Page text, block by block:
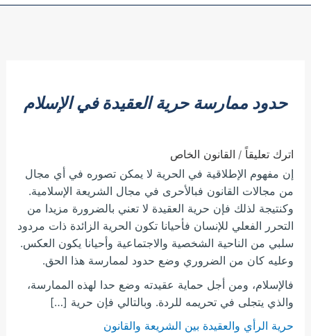
حدود ممارسة حرية العقيدة في الإسلام
اترك تعليقاً / القانون الخاص
إن مفهوم الإطلاقية في الحرية لا يمكن تصوره في أي مجال
من مجالات القانون فبالأحرى في مجال الشريعة الإسلامية.
وكنتيجة لذلك فإن حرية العقيدة لا تعني بالضرورة مزيدا من
التحرر الفعلي للإنسان فأحيانا تكون الحرية الزائدة ذات مردود
سلبي من الناحية الشخصية والاجتماعية وأحيانا يكون العكس.
وعليه كان من الضروري وضع حدود لممارسة هذا الحق.
فالإسلام، ومن أجل حماية عقيدته وضع حدا لهذه الممارسة،
والذي يتجلى في تحريمه للردة. وبالتالي فإن حرية […]
حرية الرأي والعقيدة بين الشريعة والقانون